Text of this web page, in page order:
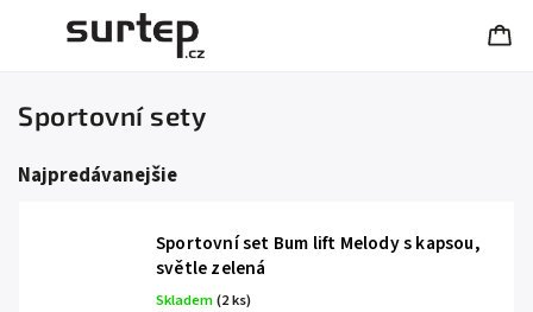
Sportovní sety
Najpredávanejšie
Sportovní set Bum lift Melody s kapsou,
světle zelená
Skladem(2 ks)